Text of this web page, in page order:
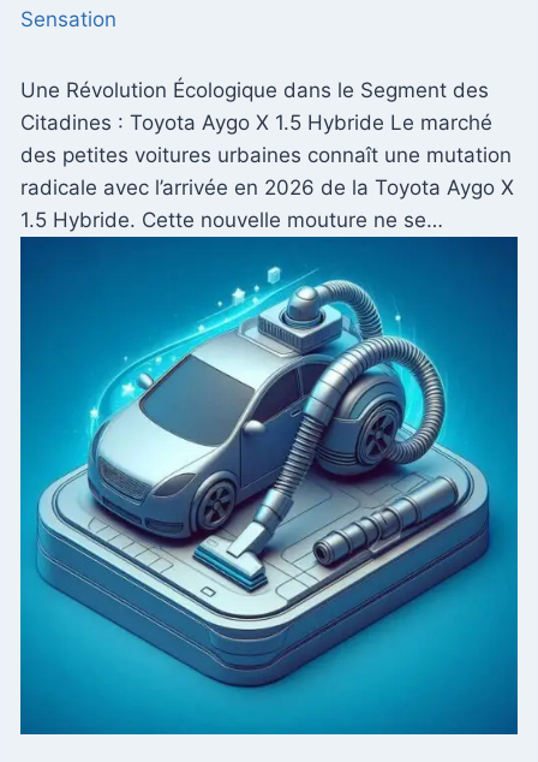
Sensation
Une Révolution Écologique dans le Segment des
Citadines : Toyota Aygo X 1.5 Hybride Le marché
des petites voitures urbaines connaît une mutation
radicale avec l’arrivée en 2026 de la Toyota Aygo X
1.5 Hybride. Cette nouvelle mouture ne se…